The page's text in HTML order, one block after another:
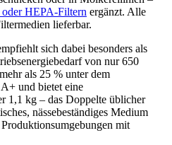
HEPA-Filtern ergänzt. Alle
lieferbar.
sich dabei besonders als
von nur 650
als 25 % unter dem
und bietet eine
1,1 kg – das Doppelte üblicher
nässebeständiges Medium
mit